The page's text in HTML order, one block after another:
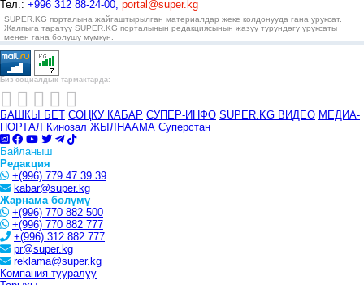
Тел.: +996 312 88-24-00, portal@super.kg
SUPER.KG порталына жайгаштырылган материалдар жеке колдонууда гана уруксат.
Жалпыга таратуу SUPER.KG порталынын редакциясынын жазуу түрүндөгү уруксаты
менен гана болушу мүмкүн.
Биз социалдык тармактарда:
БАШКЫ БЕТ СОҢКУ КАБАР СУПЕР-ИНФО SUPER.KG ВИДЕО МЕДИА-
ПОРТАЛ Кинозал ЖЫЛНААМА Суперстан
Байланыш
Редакция
+(996) 779 47 39 39
kabar@super.kg
Жарнама бөлүмү
+(996) 770 882 500
+(996) 770 882 777
+(996) 312 882 777
pr@super.kg
reklama@super.kg
Компания тууралуу